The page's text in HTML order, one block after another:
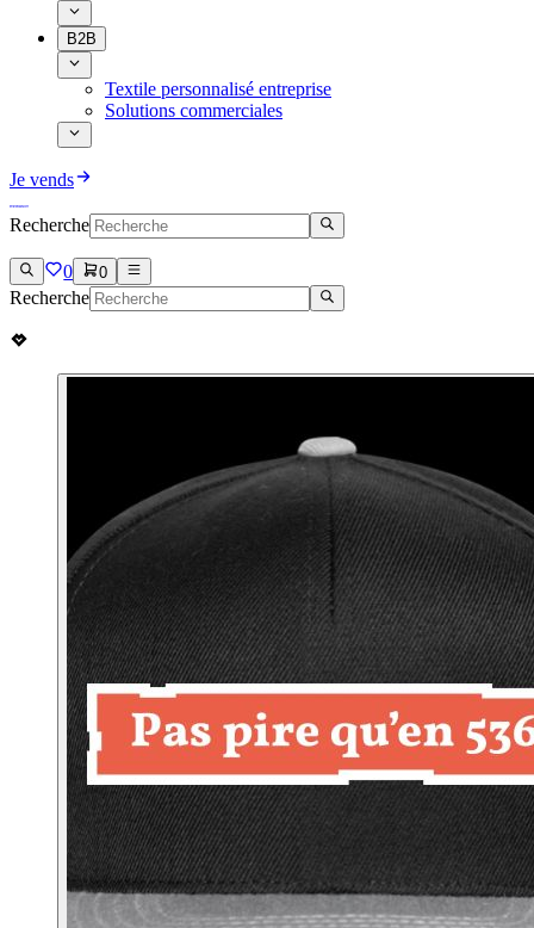
B2B
Textile personnalisé entreprise
Solutions commerciales
Je vends
Recherche
0 0
Recherche